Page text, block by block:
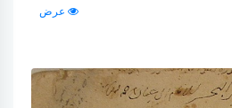
عرض